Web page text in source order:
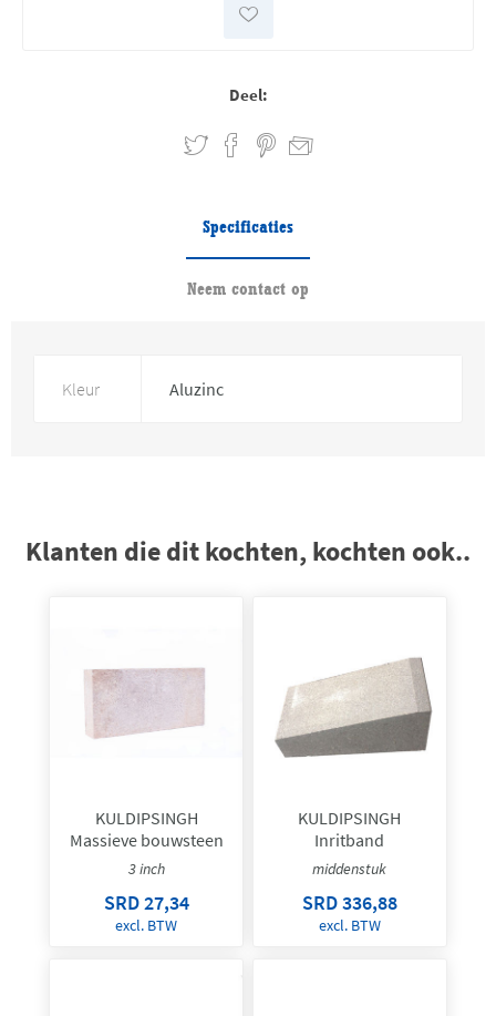
Deel:
Specificaties
Neem contact op
Kleur Aluzinc
Klanten die dit kochten, kochten ook..
KULDIPSINGH
Massieve bouwsteen
3 inch
SRD 27,34
excl. BTW
KULDIPSINGH
Inritband
middenstuk
SRD 336,88
excl. BTW